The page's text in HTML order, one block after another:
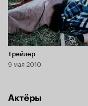
Длительность 1 мин
Трейлер
9 мая 2010
Актёры